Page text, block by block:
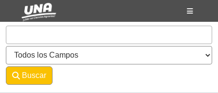
Saltar al contenido
VuFind
Buscar